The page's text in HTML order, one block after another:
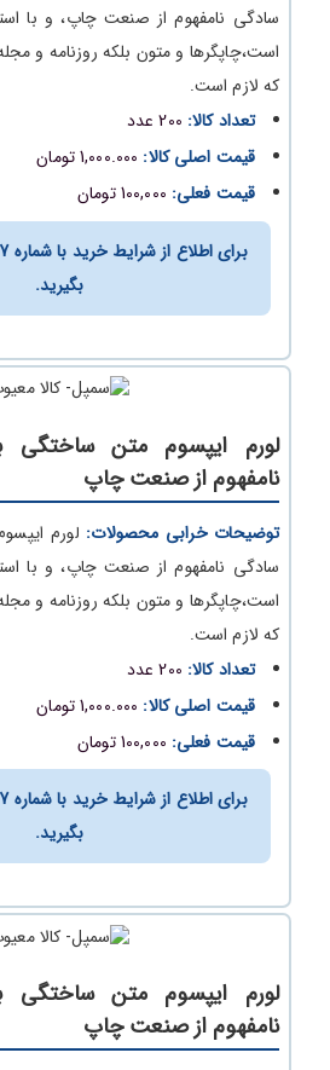
سادگی نامفهوم از صنعت چاپ، و با
است،چاپگرها و متون بلکه روزنامه و
که لازم است.
تعداد کالا: 200 عدد
قیمت اصلی کالا: 1,000.000 تومان
قیمت فعلی: 100,000 تومان
بگیرید.
لورم ایپسوم متن ساختگی
نامفهوم از صنعت چاپ
توضیحات خرابی محصولات: لورم
سادگی نامفهوم از صنعت چاپ، و با
است،چاپگرها و متون بلکه روزنامه و
که لازم است.
تعداد کالا: 200 عدد
قیمت اصلی کالا: 1,000.000 تومان
قیمت فعلی: 100,000 تومان
بگیرید.
لورم ایپسوم متن ساختگی
نامفهوم از صنعت چاپ